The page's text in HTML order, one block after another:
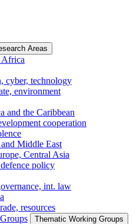
Areas
Africa
cyber, technology
environment
and the Caribbean
cooperation
Middle East
Central Asia
policy
int. law
resources
Thematic Working Groups